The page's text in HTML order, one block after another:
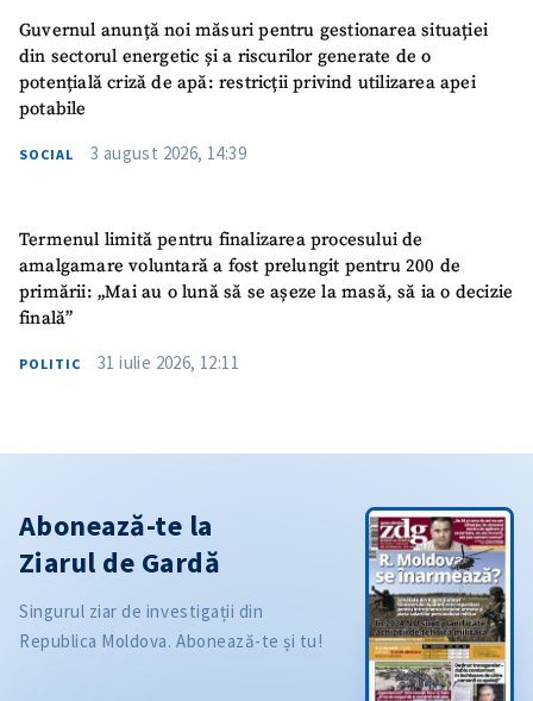
Guvernul anunță noi măsuri pentru gestionarea situației
din sectorul energetic și a riscurilor generate de o
potențială criză de apă: restricții privind utilizarea apei
potabile
SOCIAL 3 august 2026, 14:39
Termenul limită pentru finalizarea procesului de
amalgamare voluntară a fost prelungit pentru 200 de
primării: „Mai au o lună să se așeze la masă, să ia o decizie
finală”
POLITIC 31 iulie 2026, 12:11
Abonează-te la
Ziarul de Gardă
Singurul ziar de investigații din
Republica Moldova. Abonează-te și tu!